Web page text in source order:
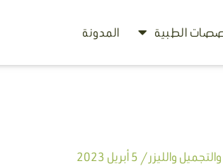
الطبية المدونة
والليزر/ 5 أبريل 2023